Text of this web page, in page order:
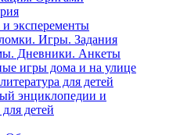
эксперементы
Игры. Задания
Дневники. Анкеты
игры дома и на улице
для детей
энциклопедии и
детей